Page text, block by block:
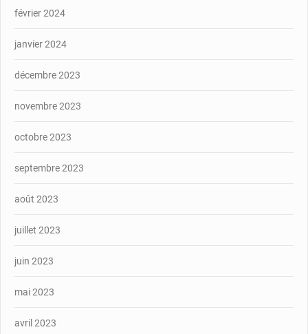
février 2024
janvier 2024
décembre 2023
novembre 2023
octobre 2023
septembre 2023
août 2023
juillet 2023
juin 2023
mai 2023
avril 2023